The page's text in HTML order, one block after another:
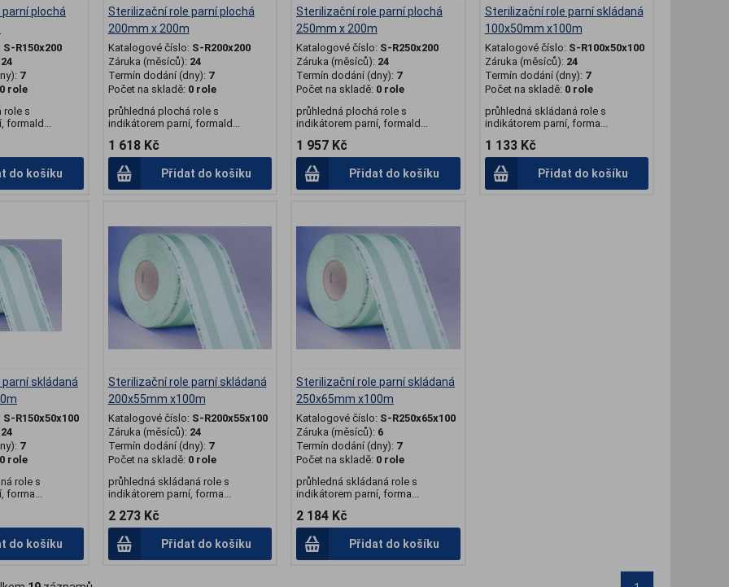
plochá
S-R150x200
24
7
0 role
role s
formald...
do košíku
Sterilizační role parní plochá
200mm x 200m
Katalogové číslo: S-R200x200
Záruka (měsíců): 24
Termín dodání (dny): 7
Počet na skladě: 0 role
průhledná plochá role s
indikátorem parní, formald...
1 618 Kč
Přidat do košíku
Sterilizační role parní plochá
250mm x 200m
Katalogové číslo: S-R250x200
Záruka (měsíců): 24
Termín dodání (dny): 7
Počet na skladě: 0 role
průhledná plochá role s
indikátorem parní, formald...
1 957 Kč
Přidat do košíku
Sterilizační role parní skládaná
100x50mm x100m
Katalogové číslo: S-R100x50x100
Záruka (měsíců): 24
Termín dodání (dny): 7
Počet na skladě: 0 role
průhledná skládaná role s
indikátorem parní, forma...
1 133 Kč
Přidat do košíku
skládaná
S-R150x50x100
24
7
0 role
role s
forma...
do košíku
Sterilizační role parní skládaná
200x55mm x100m
Katalogové číslo: S-R200x55x100
Záruka (měsíců): 24
Termín dodání (dny): 7
Počet na skladě: 0 role
průhledná skládaná role s
indikátorem parní, forma...
2 273 Kč
Přidat do košíku
Sterilizační role parní skládaná
250x65mm x100m
Katalogové číslo: S-R250x65x100
Záruka (měsíců): 6
Termín dodání (dny): 7
Počet na skladě: 0 role
průhledná skládaná role s
indikátorem parní, forma...
2 184 Kč
Přidat do košíku